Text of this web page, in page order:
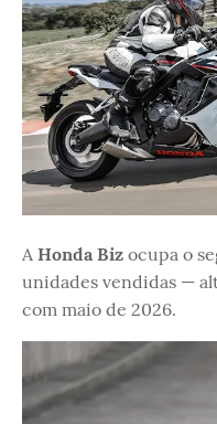
A Honda Biz ocupa o
unidades vendidas —
com maio de 2026.